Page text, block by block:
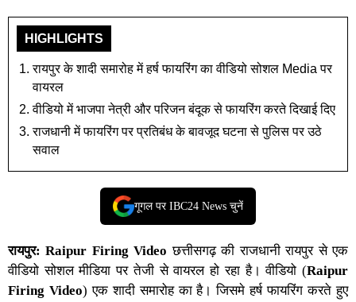
HIGHLIGHTS
रायपुर के शादी समारोह में हर्ष फायरिंग का वीडियो सोशल Media पर
वायरल
वीडियो में भाजपा नेत्री और परिजन बंदूक से फायरिंग करते दिखाई दिए
राजधानी में फायरिंग पर प्रतिबंध के बावजूद घटना से पुलिस पर उठे
सवाल
गूगल पर IBC24 News चुनें
रायपुर:Raipur Firing Video छत्तीसगढ़की राजधानी रायपुरसे एक
वीडियो सोशल मीडिया पर तेजी से वायरल हो रहा है।वीडियो (Raipur
Firing Video) एक शादी समारोह का है। जिसमे हर्ष फायरिंग करते हुए